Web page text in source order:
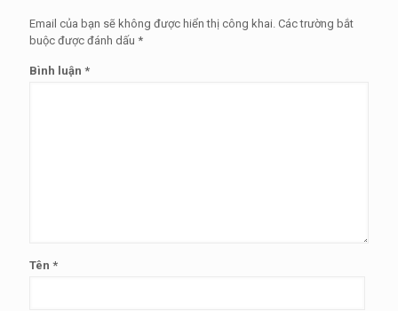
Email của bạn sẽ không được hiển thị công khai. Các trường bắt
buộc được đánh dấu *
Bình luận *
Tên *